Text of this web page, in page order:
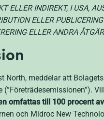
ELLER INDIREKT, I USA,
ELLER
ELLER ANDRA
North, meddelar att
omfattas till 100 procent
och Midroc New